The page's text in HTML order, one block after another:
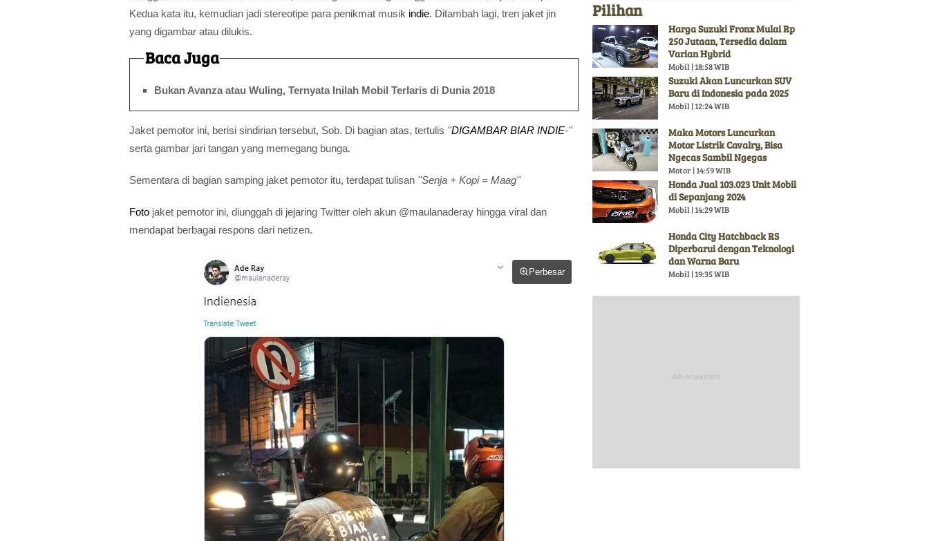
Kedua kata itu, kemudian jadi stereotipe para penikmat musik indie. Ditambah lagi, tren jaket jin
yang digambar atau dilukis.
Baca Juga
Bukan Avanza atau Wuling, Ternyata Inilah Mobil Terlaris di Dunia 2018
Jaket pemotor ini, berisi sindirian tersebut, Sob. Di bagian atas, tertulis ''DIGAMBAR BIAR INDIE-''
serta gambar jari tangan yang memegang bunga.
Sementara di bagian samping jaket pemotor itu, terdapat tulisan ''Senja + Kopi = Maag''
Foto jaket pemotor ini, diunggah di jejaring Twitter oleh akun @maulanaderay hingga viral dan
mendapat berbagai respons dari netizen.
Perbesar
Pilihan
Harga Suzuki Fronx Mulai Rp
250 Jutaan, Tersedia dalam
Varian Hybrid
Mobil | 18:58 WIB
Suzuki Akan Luncurkan SUV
Baru di Indonesia pada 2025
Mobil | 12:24 WIB
Maka Motors Luncurkan
Motor Listrik Cavalry, Bisa
Ngecas Sambil Ngegas
Motor | 14:59 WIB
Honda Jual 103.023 Unit Mobil
di Sepanjang 2024
Mobil | 14:29 WIB
Honda City Hatchback RS
Diperbarui dengan Teknologi
dan Warna Baru
Mobil | 19:35 WIB